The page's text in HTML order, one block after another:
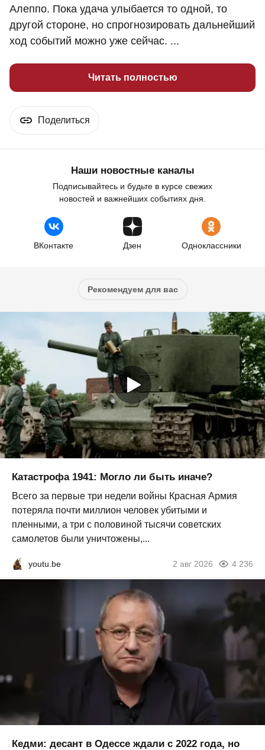
Алеппо. Пока удача улыбается то одной, то
другой стороне, но спрогнозировать дальнейший
ход событий можно уже сейчас. ...
Читать полностью
Поделиться
Наши новостные каналы
Подписывайтесь и будьте в курсе свежих
новостей и важнейших событиях дня.
ВКонтакте Дзен Одноклассники
Рекомендуем для вас
Катастрофа 1941: Могло ли быть иначе?
Всего за первые три недели войны Красная Армия
потеряла почти миллион человек убитыми и
пленными, а три с половиной тысячи советских
самолетов были уничтожены,...
youtu.be 2 авг 2026 4 236
Кедми: десант в Одессе ждали с 2022 года, но